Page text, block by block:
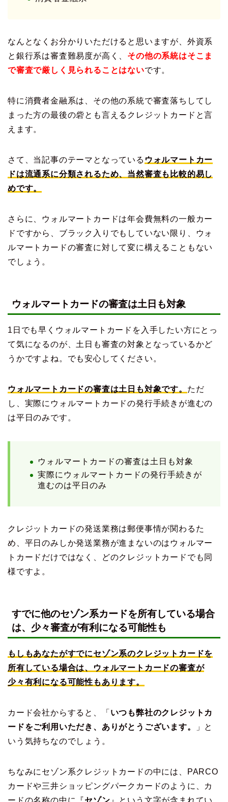
なんとなくお分かりいただけると思いますが、外資系
と銀行系は審査難易度が高く、 その他の系統はそこま
で審査で厳しく見られることはないです。
特に消費者金融系は、その他の系統で審査落ちしてし
まった方の最後の砦とも言えるクレジットカードと言
えます。
さて、当記事のテーマとなっている ウォルマートカー
ドは流通系に分類されるため、当然審査も比較的易し
めです。
さらに、ウォルマートカードは年会費無料の一般カー
ドですから、ブラック入りでもしていない限り、ウォ
ルマートカードの審査に対して変に構えることもない
でしょう。
ウォルマートカードの審査は土日も対象
1日でも早くウォルマートカードを入手したい方にとっ
て気になるのが、土日も審査の対象となっているかど
うかですよね。でも安心してください。
ウォルマートカードの審査は土日も対象です。 ただ
し、実際にウォルマートカードの発行手続きが進むの
は平日のみです。
ウォルマートカードの審査は土日も対象
実際にウォルマートカードの発行手続きが
進むのは平日のみ
クレジットカードの発送業務は郵便事情が関わるた
め、平日のみしか発送業務が進まないのはウォルマー
トカードだけではなく、どのクレジットカードでも同
様ですよ。
すでに他のセゾン系カードを所有している場合
は、少々審査が有利になる可能性も
もしもあなたがすでにセゾン系のクレジットカードを
所有している場合は、ウォルマートカードの審査が
少々有利になる可能性もあります。
カード会社からすると、「 いつも弊社のクレジットカ
ードをご利用いただき、ありがとうございます。
」と
いう気持ちなのでしょう。
ちなみにセゾン系クレジットカードの中には、PARCO
カードや三井ショッピングパークカードのように、カ
ードの名称の中に『セゾン 』という文字が含まれてい